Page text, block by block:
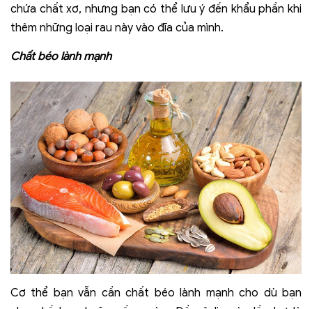
chứa chất xơ, nhưng bạn có thể lưu ý đến khẩu phần khi
thêm những loại rau này vào đĩa của mình.
Chất béo lành mạnh
Cơ thể bạn vẫn cần chất béo lành mạnh cho dù bạn